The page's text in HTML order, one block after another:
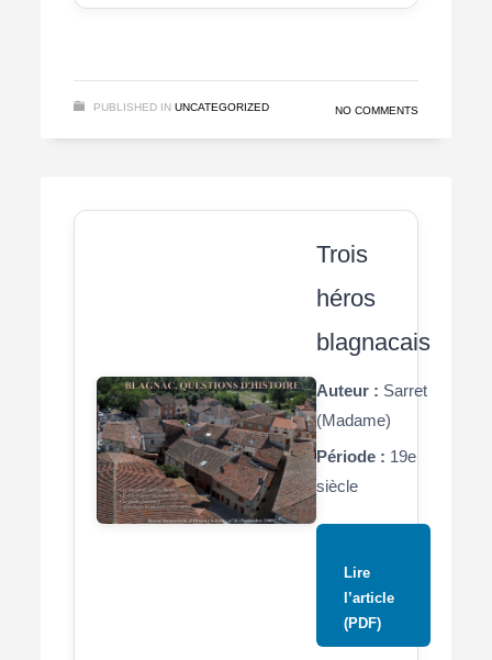
PUBLISHED IN UNCATEGORIZED NO COMMENTS
Trois
héros
blagnacais
Auteur : Sarret
(Madame)
Période : 19e
siècle
Lire
l’article
(PDF)